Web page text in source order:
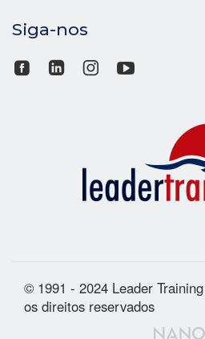
Siga-nos
© 1991 - 2024 Leader
os direitos reservados